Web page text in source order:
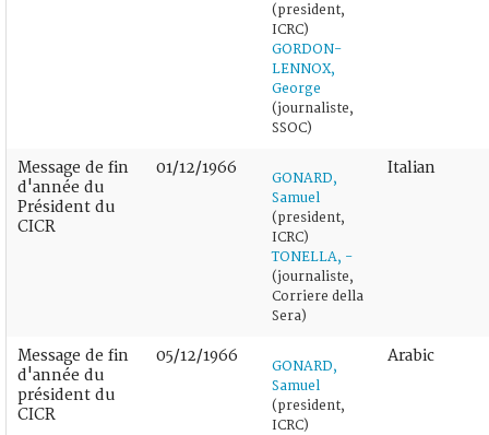
(president,
ICRC)
GORDON-
LENNOX,
George
(journaliste,
SSOC)
Message de fin
d'année du
Président du
CICR
01/12/1966
GONARD,
Samuel
(president,
ICRC)
TONELLA, -
(journaliste,
Corriere della
Sera)
Italian
Message de fin
d'année du
président du
CICR
05/12/1966
GONARD,
Samuel
(president,
ICRC)
Arabic